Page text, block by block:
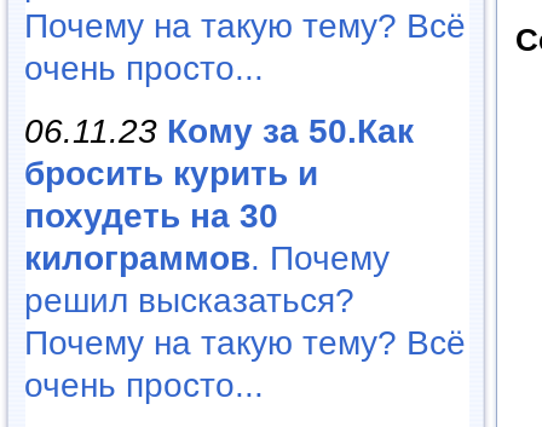
Почему на такую тему? Всё
очень просто...
06.11.23 Кому за 50.Как
бросить курить и
похудеть на 30
килограммов. Почему
решил высказаться?
Почему на такую тему? Всё
очень просто...